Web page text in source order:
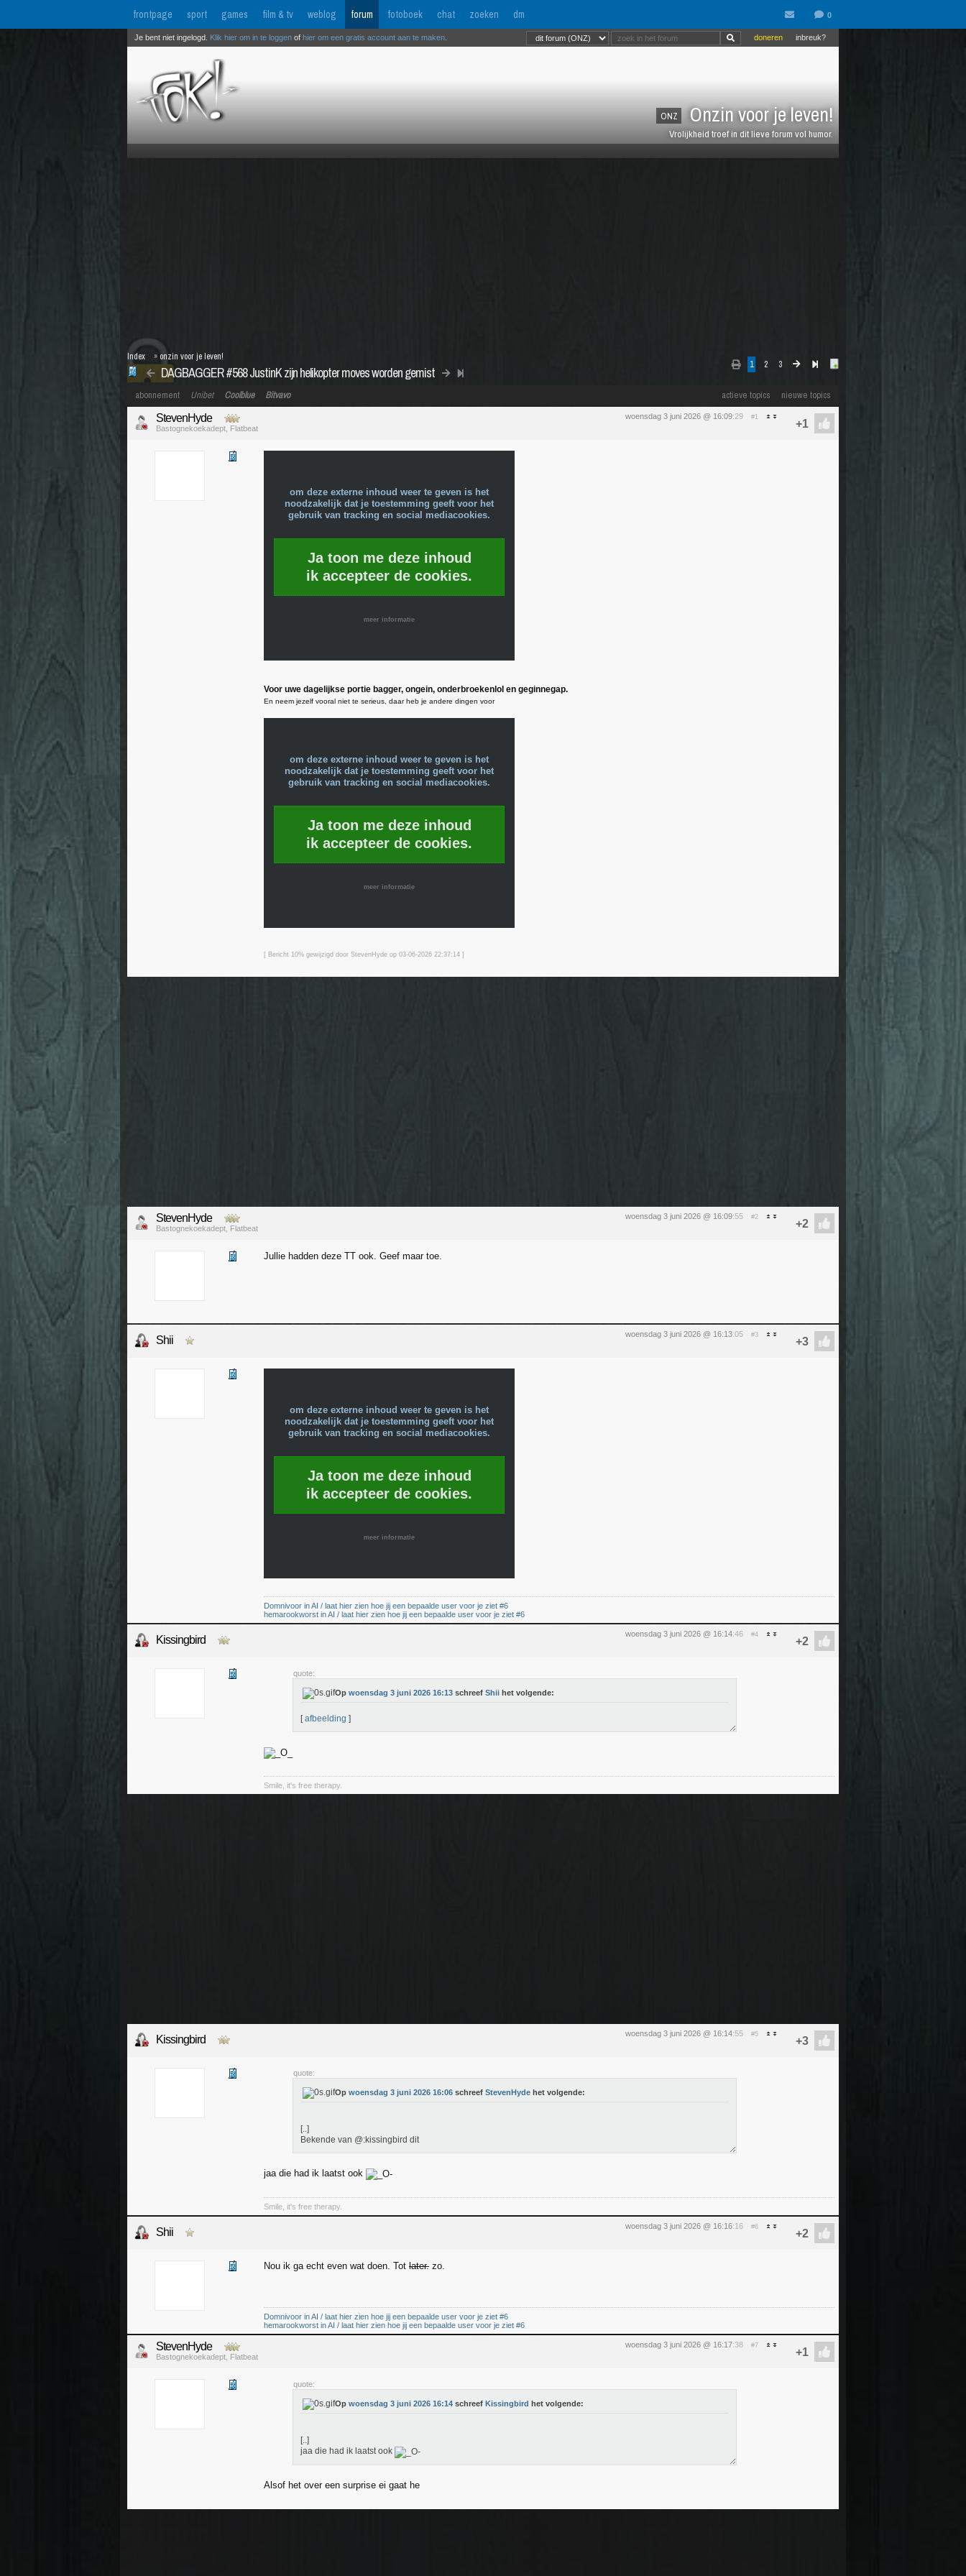
frontpage sport games film & tv weblog forum fotoboek chat zoeken dm
ONZ Onzin voor je leven!
Vrolijkheid troef in dit lieve forum vol humor.
inbreuk?
doneren
Je bent niet ingelogd. Klik hier om in te loggen of hier om een gratis account aan te maken
1 2 3
DAGBAGGER #568 JustinK zijn helikopter moves worden gemist
Index » onzin voor je leven!
actieve topics nieuwe topics
abonnement Unibet Coolblue Bitvavo
woensdag 3 juni 2026 @ 16:09:29 #1
StevenHyde
Bastognekoekadept, Flatbeat
om deze externe inhoud weer te geven is het
noodzakelijk dat je toestemming geeft voor het
gebruik van tracking en social mediacookies.
Ja toon me deze inhoud
ik accepteer de cookies.
meer informatie
Voor uwe dagelijkse portie bagger, ongein, onderbroekenlol en geginnegap.
En neem jezelf vooral niet te serieus, daar heb je andere dingen voor
om deze externe inhoud weer te geven is het
noodzakelijk dat je toestemming geeft voor het
gebruik van tracking en social mediacookies.
Ja toon me deze inhoud
ik accepteer de cookies.
meer informatie
[ Bericht 10% gewijzigd door StevenHyde op 03-06-2026 22:37:14 ]
woensdag 3 juni 2026 @ 16:09:55 #2
StevenHyde
Bastognekoekadept, Flatbeat
Jullie hadden deze TT ook. Geef maar toe.
woensdag 3 juni 2026 @ 16:13:05 #3
Shii
om deze externe inhoud weer te geven is het
noodzakelijk dat je toestemming geeft voor het
gebruik van tracking en social mediacookies.
Ja toon me deze inhoud
ik accepteer de cookies.
meer informatie
Domnivoor in AI / laat hier zien hoe jij een bepaalde user voor je ziet #6
hemarookworst in AI / laat hier zien hoe jij een bepaalde user voor je ziet #6
woensdag 3 juni 2026 @ 16:14:46 #4
Kissingbird
quote:
Op woensdag 3 juni 2026 16:13 schreef Shii het volgende:
[afbeelding ]
Smile, it's free therapy.
woensdag 3 juni 2026 @ 16:14:55 #5
Kissingbird
quote:
Op woensdag 3 juni 2026 16:06 schreef StevenHyde het volgende:
[..]
Bekende van @:kissingbird dit
jaa die had ik laatst ook
Smile, it's free therapy.
woensdag 3 juni 2026 @ 16:16:16 #6
Shii
Nou ik ga echt even wat doen. Tot later. zo.
Domnivoor in AI / laat hier zien hoe jij een bepaalde user voor je ziet #6
hemarookworst in AI / laat hier zien hoe jij een bepaalde user voor je ziet #6
woensdag 3 juni 2026 @ 16:17:38 #7
StevenHyde
Bastognekoekadept, Flatbeat
quote:
Op woensdag 3 juni 2026 16:14 schreef Kissingbird het volgende:
[..]
jaa die had ik laatst ook
Alsof het over een surprise ei gaat he